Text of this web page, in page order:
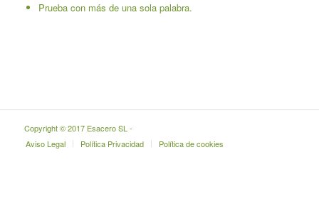
Prueba con más de una sola palabra.
Copyright © 2017 Esacero SL -
Aviso Legal
Política Privacidad Política de cookies